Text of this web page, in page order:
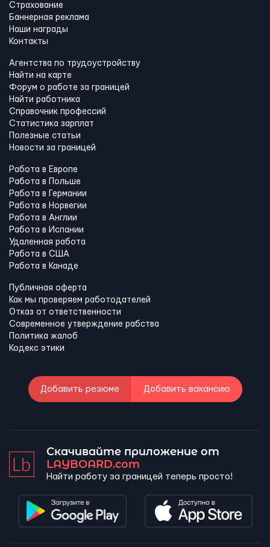
Страхование
Баннерная реклама
Наши награды
Контакты
Агентства по трудоустройству
Найти на карте
Форум о работе за границей
Найти работника
Справочник профессий
Статистика зарплат
Полезные статьи
Новости за границей
Работа в Европе
Работа в Польше
Работа в Германии
Работа в Норвегии
Работа в Англии
Работа в Испании
Удаленная работа
Работа в США
Работа в Канадe
Публичная оферта
Как мы проверяем работодателей
Отказ от ответственности
Современное утверждение рабства
Политика жалоб
Кодекс этики
Добавить резюме Добавить вакансию
Скачивайте приложение от
LAYBOARD.com
Найти работу за границей теперь просто!